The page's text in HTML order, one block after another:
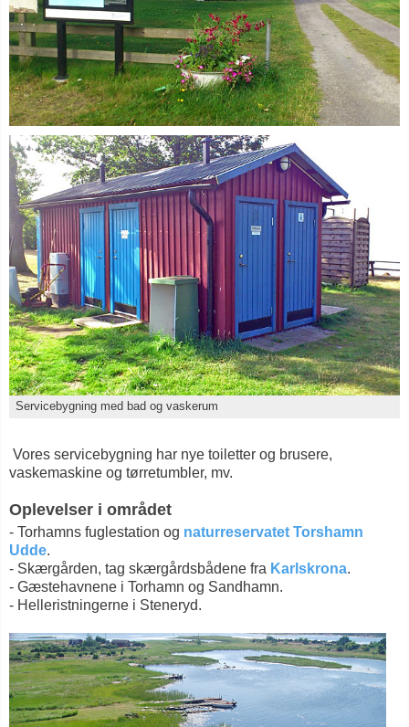
Servicebygning med bad og vaskerum
Vores servicebygning har ​nye toiletter og brusere,
vaskemaskine og tørretumbler, mv.
Oplevelser i området
- Torhamns fuglestation og naturreservatet Torshamn
Udde.
- Skærgården, tag skærgårdsbådene fra Karlskrona.
- Gæstehavnene i Torhamn og Sandhamn.
- Helleristningerne i Steneryd.